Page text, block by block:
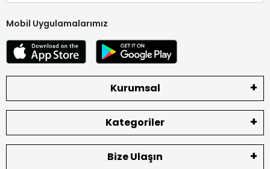
Mobil Uygulamalarımız
Kurumsal
Kategoriler
Bize Ulaşın